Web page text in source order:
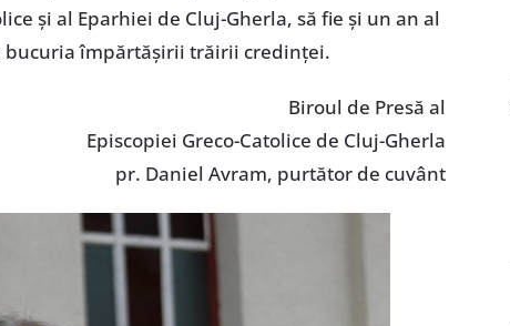
și al Eparhiei de Cluj-Gherla, să fie și un an al
împărtășirii trăirii credinței.
Biroul de Presă al
Episcopiei Greco-Catolice de Cluj-Gherla
pr. Daniel Avram, purtător de cuvânt